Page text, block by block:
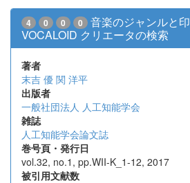
4 0 0 0
音楽のジャンルと
VOCALOID クリエータの検索
著者
末吉 優 関 洋平
出版者
一般社団法人 人工知能学会
雑誌
人工知能学会論文誌
巻号頁・発行日
vol.32, no.1, pp.WII-K_1-12, 2017
被引用文献数